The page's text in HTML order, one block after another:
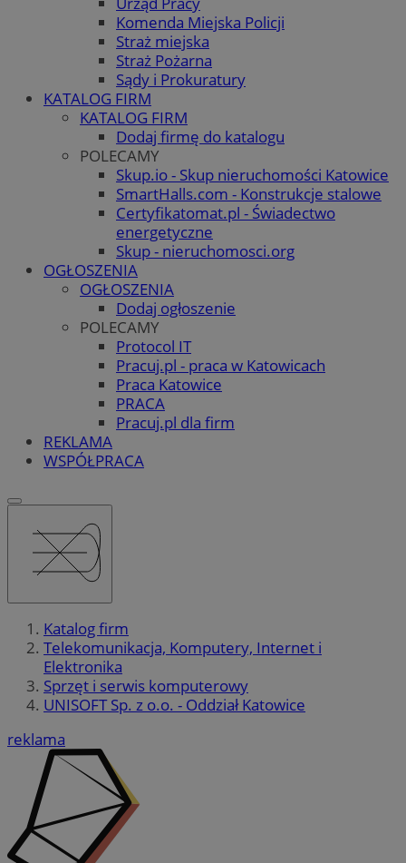
Komenda Miejska Policji
Straż miejska
Straż Pożarna
Sądy i Prokuratury
KATALOG FIRM
KATALOG FIRM
Dodaj firmę do katalogu
POLECAMY
Skup.io - Skup nieruchomości Katowice
SmartHalls.com - Konstrukcje stalowe
Certyfikatomat.pl - Świadectwo
energetyczne
Skup - nieruchomosci.org
OGŁOSZENIA
OGŁOSZENIA
Dodaj ogłoszenie
POLECAMY
Protocol IT
Pracuj.pl - praca w Katowicach
Praca Katowice
PRACA
Pracuj.pl dla firm
REKLAMA
WSPÓŁPRACA
Katalog firm
Telekomunikacja, Komputery, Internet i
Elektronika
Sprzęt i serwis komputerowy
UNISOFT Sp. z o.o. - Oddział Katowice
reklama